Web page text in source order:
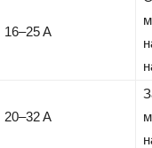
16–25 A
20–32 A